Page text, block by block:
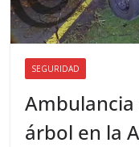
SEGURIDAD
árbol en la